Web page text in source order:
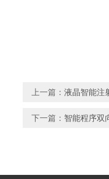
上一篇： 液晶智能注
下一篇： 智能程序双